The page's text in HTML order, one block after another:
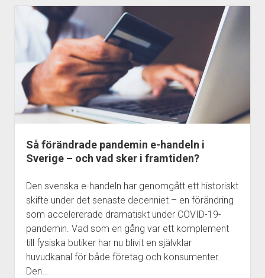
framtidens
företagstjänster
på
internet
Så förändrade pandemin e-handeln i
Sverige – och vad sker i framtiden?
Den svenska e-handeln har genomgått ett historiskt
skifte under det senaste decenniet – en förändring
som accelererade dramatiskt under COVID-19-
pandemin. Vad som en gång var ett komplement
till fysiska butiker har nu blivit en självklar
huvudkanal för både företag och konsumenter.
Den…